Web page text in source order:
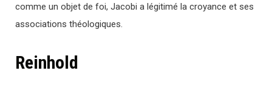
comme un objet de foi, Jacobi a légitimé la croyance et ses
associations théologiques.
Reinhold